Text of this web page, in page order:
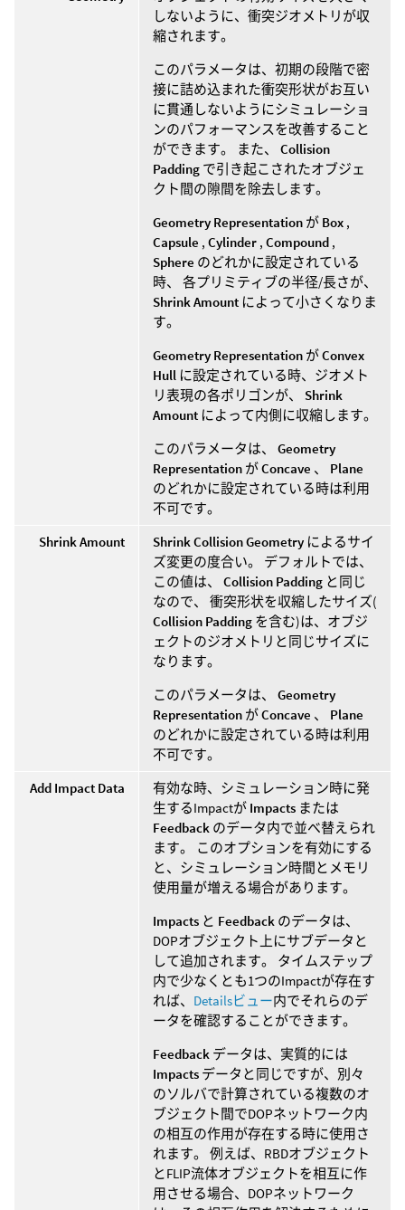
しないように、衝突ジオメトリが収
縮されます。
このパラメータは、初期の段階で密
接に詰め込まれた衝突形状がお互い
に貫通しないようにシミュレーショ
ンのパフォーマンスを改善すること
ができます。 また、 Collision
Padding で引き起こされたオブジェ
クト間の隙間を除去します。
Geometry Representation が Box ,
Capsule , Cylinder , Compound ,
Sphere のどれかに設定されている
時、 各プリミティブの半径/長さが、
Shrink Amount によって小さくなりま
す。
Geometry Representation がConvex
Hull に設定されている時、ジオメト
リ表現の各ポリゴンが、 Shrink
Amount によって内側に収縮します。
このパラメータは、 Geometry
Representation がConcave 、 Plane
のどれかに設定されている時は利用
不可です。
Shrink Amount
Shrink Collision Geometry によるサイ
ズ変更の度合い。 デフォルトでは、
この値は、 Collision Padding と同じ
なので、 衝突形状を収縮したサイズ(
Collision Padding を含む)は、オブジ
ェクトのジオメトリと同じサイズに
なります。
このパラメータは、 Geometry
Representation がConcave 、 Plane
のどれかに設定されている時は利用
不可です。
Add Impact Data
有効な時、シミュレーション時に発
生するImpactが Impacts または
Feedback のデータ内で並べ替えられ
ます。 このオプションを有効にする
と、シミュレーション時間とメモリ
使用量が増える場合があります。
Impacts と Feedback のデータは、
DOPオブジェクト上にサブデータと
して追加されます。 タイムステップ
内で少なくとも1つのImpactが存在す
れば、 Detailsビュー内でそれらのデ
ータを確認することができます。
Feedback データは、実質的には
Impacts データと同じですが、別々
のソルバで計算されている複数のオ
ブジェクト間でDOPネットワーク内
の相互の作用が存在する時に使用さ
れます。 例えば、RBDオブジェクト
とFLIP流体オブジェクトを相互に作
用させる場合、DOPネットワーク